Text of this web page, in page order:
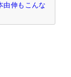
由伸もこんな